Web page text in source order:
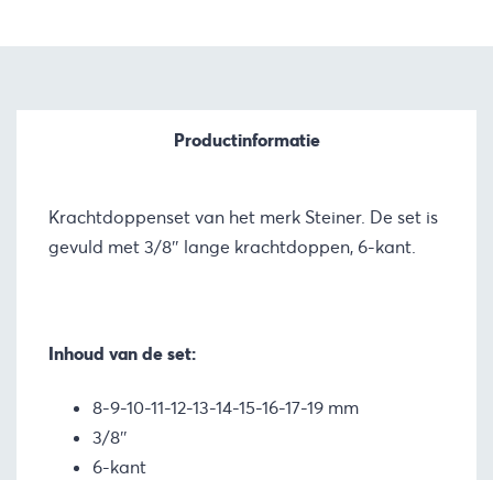
Productinformatie
Krachtdoppenset van het merk Steiner. De set is
gevuld met 3/8″ lange krachtdoppen, 6-kant.
Inhoud van de set:
8-9-10-11-12-13-14-15-16-17-19 mm
3/8″
6-kant